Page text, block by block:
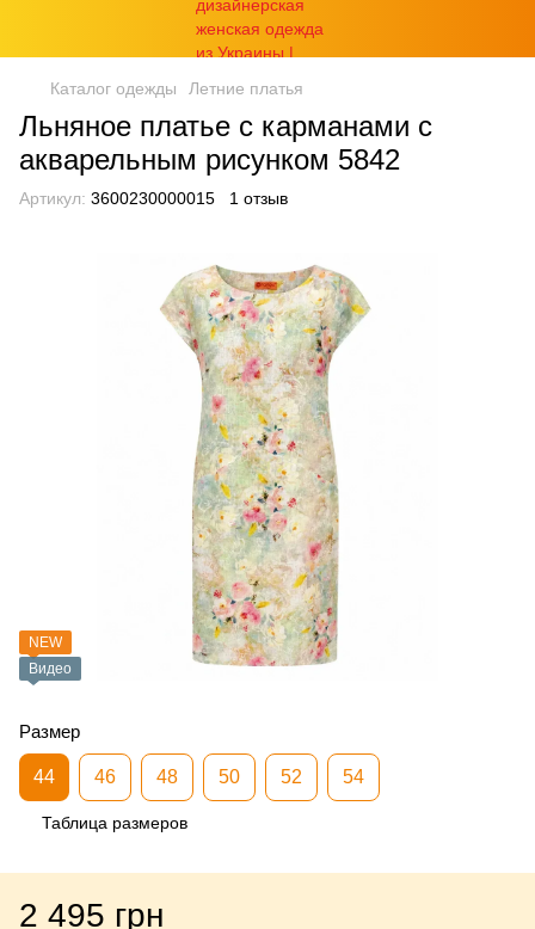
Каталог одежды Летние платья
Льняное платье с карманами с
акварельным рисунком 5842
Артикул: 3600230000015 1 отзыв
NEW
Видео
Размер
44 46 48 50 52 54
Таблица размеров
2 495 грн